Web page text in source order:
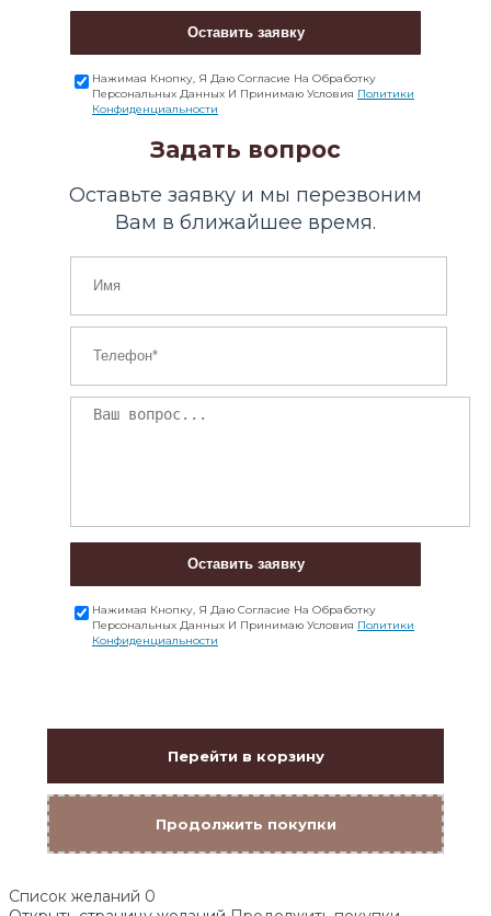
Оставить заявку
Нажимая Кнопку, Я Даю Согласие На Обработку
Персональных Данных И Принимаю Условия Политики
Конфиденциальности
Задать вопрос
Оставьте заявку и мы перезвоним
Вам в ближайшее время.
Оставить заявку
Нажимая Кнопку, Я Даю Согласие На Обработку
Персональных Данных И Принимаю Условия Политики
Конфиденциальности
Перейти в корзину
Продолжить покупки
Список желаний 0